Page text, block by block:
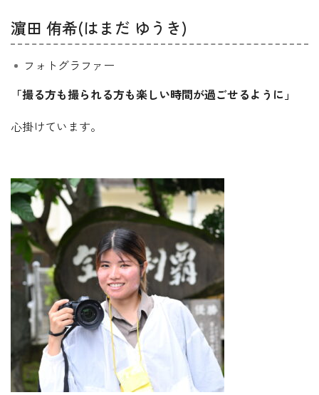
濵田 侑希(はまだ ゆうき)
フォトグラファー
「撮る方も撮られる方も楽しい時間が過ごせるように」
心掛けています。